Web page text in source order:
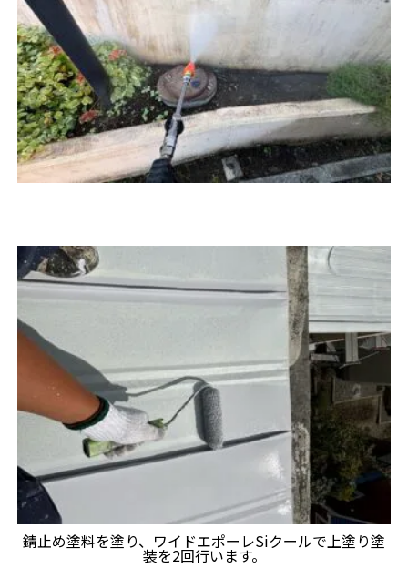
錆止め塗料を塗り、ワイドエポーレSiクールで上塗り塗
装を2回行います。